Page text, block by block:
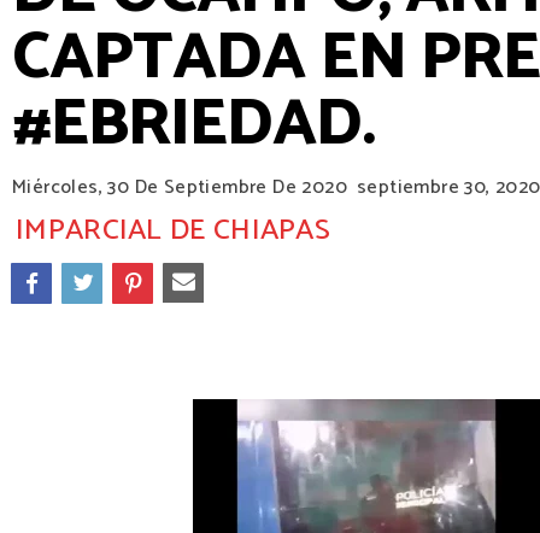
CAPTADA EN
#EBRIEDAD.
Miércoles, 30 De Septiembre De 2020 septiembre 30, 2020
IMPARCIAL DE CHIAPAS